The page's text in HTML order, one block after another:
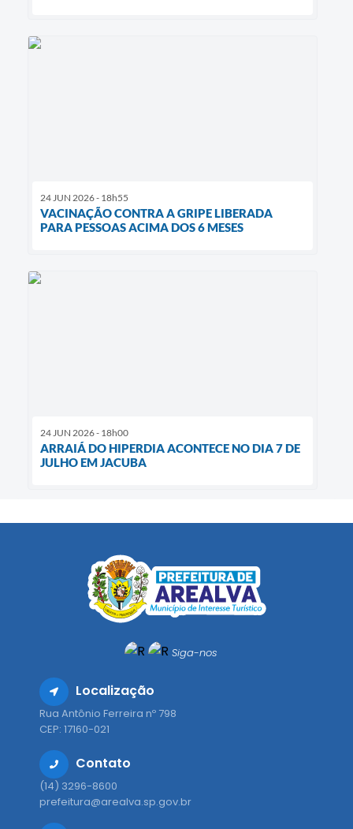
24 JUN 2026 - 18h55
VACINAÇÃO CONTRA A GRIPE LIBERADA
PARA PESSOAS ACIMA DOS 6 MESES
24 JUN 2026 - 18h00
ARRAIÁ DO HIPERDIA ACONTECE NO DIA 7 DE
JULHO EM JACUBA
Siga-nos
Localização
Rua Antônio Ferreira nº 798
CEP: 17160-021
Contato
(14) 3296-8600
prefeitura@arealva.sp.gov.br